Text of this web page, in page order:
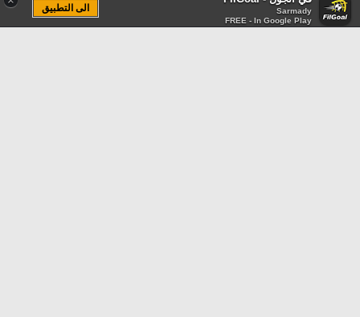
Sarmady
FREE - In Google Play
الى التطبيق